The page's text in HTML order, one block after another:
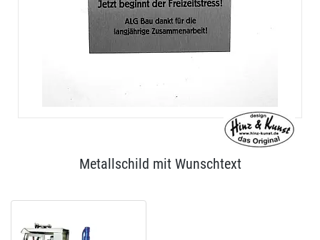
Metallschild mit Wunschtext